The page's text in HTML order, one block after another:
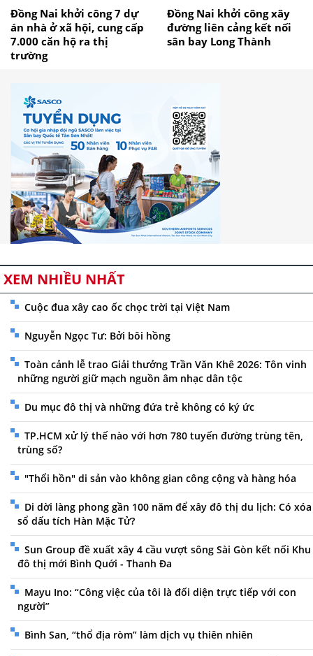
Đồng Nai khởi công 7 dự
án nhà ở xã hội, cung cấp
7.000 căn hộ ra thị
trường
Đồng Nai khởi công xây
đường liên cảng kết nối
sân bay Long Thành
XEM NHIỀU NHẤT
Cuộc đua xây cao ốc chọc trời tại Việt Nam
Nguyễn Ngọc Tư: Bởi bôi hồng
Toàn cảnh lễ trao Giải thưởng Trần Văn Khê 2026: Tôn vinh
những người giữ mạch nguồn âm nhạc dân tộc
Du mục đô thị và những đứa trẻ không có ký ức
TP.HCM xử lý thế nào với hơn 780 tuyến đường trùng tên,
trùng số?
"Thổi hồn" di sản vào không gian công cộng và hàng hóa
Di dời làng phong gần 100 năm để xây đô thị du lịch: Có xóa
sổ dấu tích Hàn Mặc Tử?
Sun Group đề xuất xây 4 cầu vượt sông Sài Gòn kết nối Khu
đô thị mới Bình Quới - Thanh Đa
Mayu Ino: “Công việc của tôi là đối diện trực tiếp với con
người”
Bình San, “thổ địa ròm” làm dịch vụ thiên nhiên